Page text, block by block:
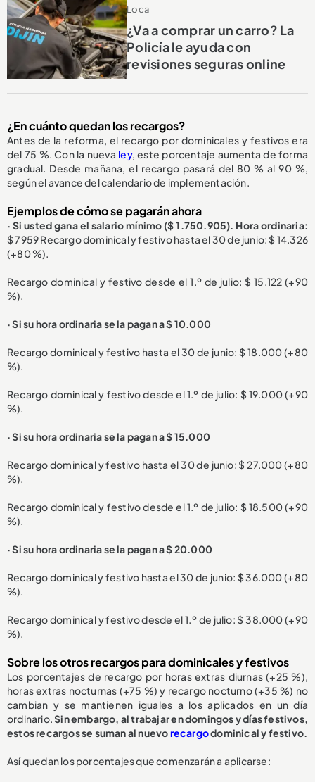
Local
¿Va a comprar un carro? La
Policía le ayuda con
revisiones seguras online
¿En cuánto quedan los recargos?
Antes de la reforma, el recargo por dominicales y festivos era
del 75 %. Con la nueva ley, este porcentaje aumenta de forma
gradual. Desde mañana, el recargo pasará del 80 % al 90 %,
según el avance del calendario de implementación.
Ejemplos de cómo se pagarán ahora
· Si usted gana el salario mínimo ($ 1.750.905). Hora ordinaria:
$ 7959 Recargo dominical y festivo hasta el 30 de junio: $ 14.326
(+80 %).
Recargo dominical y festivo desde el 1.º de julio: $ 15.122 (+90
%).
· Si su hora ordinaria se la pagan a $ 10.000
Recargo dominical y festivo hasta el 30 de junio: $ 18.000 (+80
%).
Recargo dominical y festivo desde el 1.º de julio: $ 19.000 (+90
%).
· Si su hora ordinaria se la pagan a $ 15.000
Recargo dominical y festivo hasta el 30 de junio: $ 27.000 (+80
%).
Recargo dominical y festivo desde el 1.º de julio: $ 18.500 (+90
%).
· Si su hora ordinaria se la pagan a $ 20.000
Recargo dominical y festivo hasta el 30 de junio: $ 36.000 (+80
%).
Recargo dominical y festivo desde el 1.º de julio: $ 38.000 (+90
%).
Sobre los otros recargos para dominicales y festivos
Los porcentajes de recargo por horas extras diurnas (+25 %),
horas extras nocturnas (+75 %) y recargo nocturno (+35 %) no
cambian y se mantienen iguales a los aplicados en un día
ordinario.Sin embargo, al trabajar en domingos y días festivos,
estos recargos se suman al nuevorecargodominical y festivo.
Así quedan los porcentajes que comenzarán a aplicarse: